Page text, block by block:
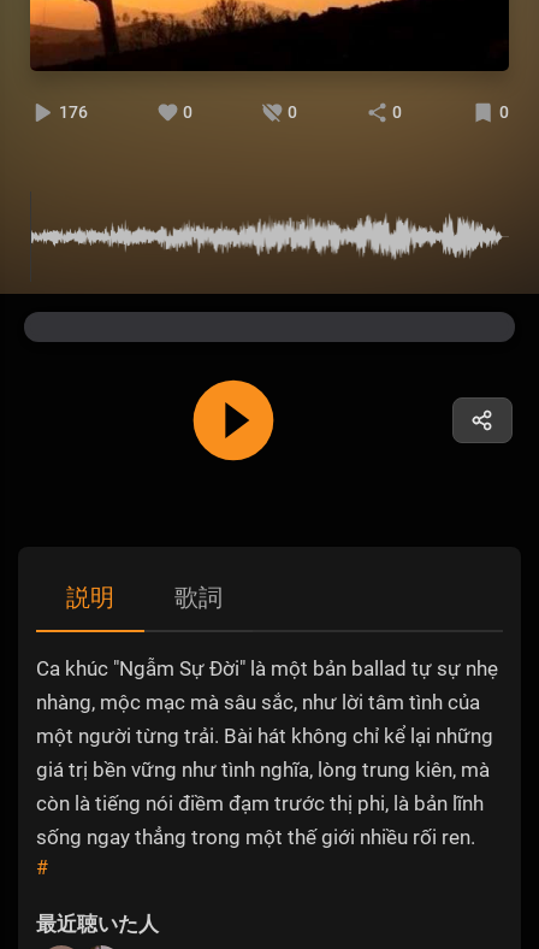
176 0 0 0 0
説明 歌詞
Ca khúc "Ngẫm Sự Đời" là một bản ballad tự sự nhẹ
nhàng, mộc mạc mà sâu sắc, như lời tâm tình của
một người từng trải. Bài hát không chỉ kể lại những
giá trị bền vững như tình nghĩa, lòng trung kiên, mà
còn là tiếng nói điềm đạm trước thị phi, là bản lĩnh
sống ngay thẳng trong một thế giới nhiều rối ren.
#
最近聴いた人